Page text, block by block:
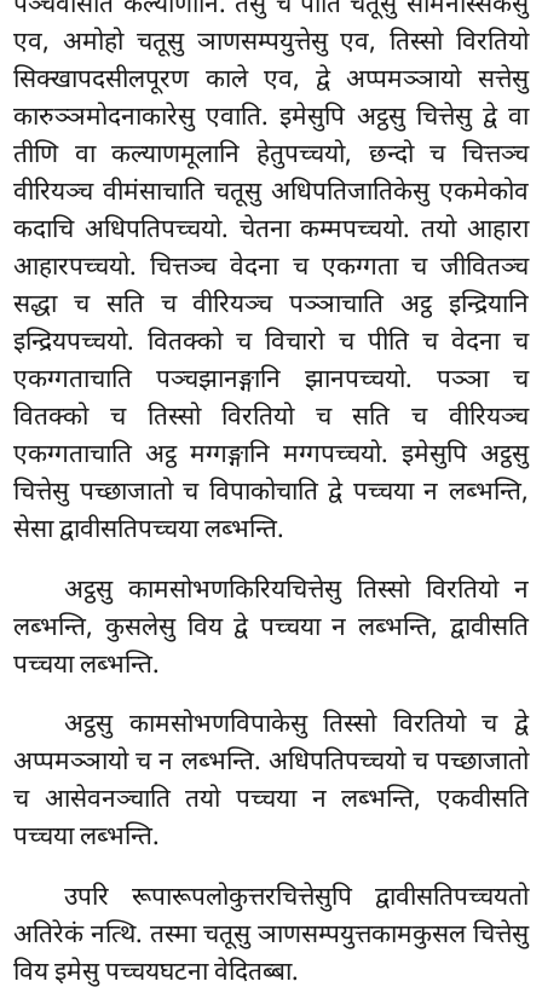
एव, अमोहो चतूसु ञाणसम्पयुत्तेसु एव, तिस्सो विरतियो
सिक्खापदसीलपूरण काले एव, द्वे अप्पमञ्ञायो सत्तेसु
कारुञ्ञमोदनाकारेसु एवाति. इमेसुपि अट्ठसु चित्तेसु द्वे वा
तीणि वा कल्याणमूलानि हेतुपच्चयो, छन्दो च चित्तञ्च
वीरियञ्च वीमंसाचाति चतूसु अधिपतिजातिकेसु एकमेकोव
कदाचि अधिपतिपच्चयो. चेतना कम्मपच्चयो. तयो आहारा
आहारपच्चयो. चित्तञ्च वेदना च एकग्गता च जीवितञ्च
सद्धा च सति च वीरियञ्च पञ्ञाचाति अट्ठ इन्द्रियानि
इन्द्रियपच्चयो. वितक्को च विचारो च पीति च वेदना च
एकग्गताचाति पञ्चझानङ्गानि झानपच्चयो. पञ्ञा च
वितक्को च तिस्सो विरतियो च सति च वीरियञ्च
एकग्गताचाति अट्ठ मग्गङ्गानि मग्गपच्चयो. इमेसुपि अट्ठसु
चित्तेसु पच्छाजातो च विपाकोचाति द्वे पच्चया न लब्भन्ति,
सेसा द्वावीसतिपच्चया लब्भन्ति.
अट्ठसु कामसोभणकिरियचित्तेसु तिस्सो विरतियो न
लब्भन्ति, कुसलेसु विय द्वे पच्चया न लब्भन्ति, द्वावीसति
पच्चया लब्भन्ति.
अट्ठसु कामसोभणविपाकेसु तिस्सो विरतियो च द्वे
अप्पमञ्ञायो च न लब्भन्ति. अधिपतिपच्चयो च पच्छाजातो
च आसेवनञ्चाति तयो पच्चया न लब्भन्ति, एकवीसति
पच्चया लब्भन्ति.
उपरि रूपारूपलोकुत्तरचित्तेसुपि द्वावीसतिपच्चयतो
अतिरेकं नत्थि. तस्मा चतूसु ञाणसम्पयुत्तकामकुसल चित्तेसु
विय इमेसु पच्चयघटना वेदितब्बा.